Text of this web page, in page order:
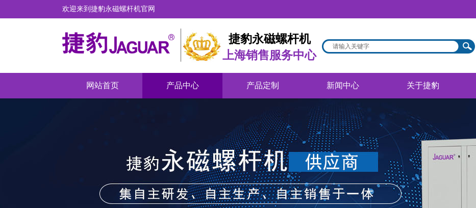
欢迎来到捷豹永磁螺杆机官网
捷豹永磁螺杆机
上海销售服务中心
网站首页 产品中心 产品定制 新闻中心 关于捷豹